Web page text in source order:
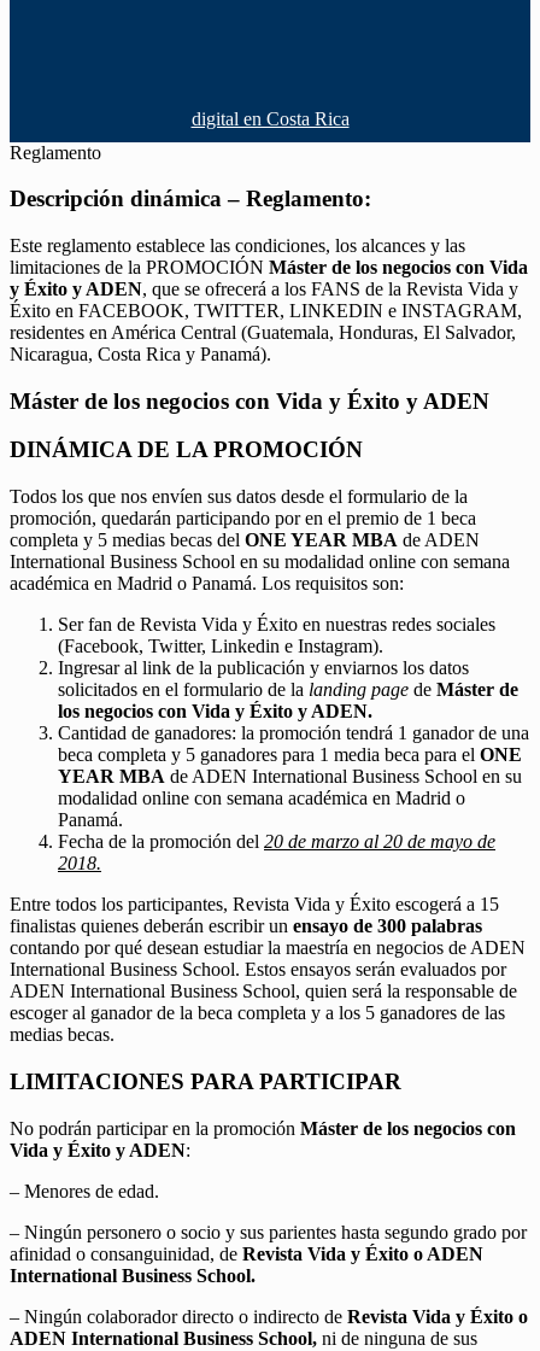
digital en Costa Rica
Reglamento
Descripción dinámica – Reglamento:
Este reglamento establece las condiciones, los alcances y las
limitaciones de la PROMOCIÓN Máster de los negocios con Vida
y Éxito y ADEN, que se ofrecerá a los FANS de la Revista Vida y
Éxito en FACEBOOK, TWITTER, LINKEDIN e INSTAGRAM,
residentes en América Central (Guatemala, Honduras, El Salvador,
Nicaragua, Costa Rica y Panamá).
Máster de los negocios con Vida y Éxito y ADEN
DINÁMICA DE LA PROMOCIÓN
Todos los que nos envíen sus datos desde el formulario de la
promoción, quedarán participando por en el premio de 1 beca
completa y 5 medias becas del ONE YEAR MBA de ADEN
International Business School en su modalidad online con semana
académica en Madrid o Panamá. Los requisitos son:
Ser fan de Revista Vida y Éxito en nuestras redes sociales
(Facebook, Twitter, Linkedin e Instagram).
Ingresar al link de la publicación y enviarnos los datos
solicitados en el formulario de la landing page de Máster de
los negocios con Vida y Éxito y ADEN.
Cantidad de ganadores: la promoción tendrá 1 ganador de una
beca completa y 5 ganadores para 1 media beca para el ONE
YEAR MBA de ADEN International Business School en su
modalidad online con semana académica en Madrid o
Panamá.
Fecha de la promoción del 20 de marzo al 20 de mayo de
2018.
Entre todos los participantes, Revista Vida y Éxito escogerá a 15
finalistas quienes deberán escribir un ensayo de 300 palabras
contando por qué desean estudiar la maestría en negocios de ADEN
International Business School. Estos ensayos serán evaluados por
ADEN International Business School, quien será la responsable de
escoger al ganador de la beca completa y a los 5 ganadores de las
medias becas.
LIMITACIONES PARA PARTICIPAR
No podrán participar en la promoción Máster de los negocios con
Vida y Éxito y ADEN:
– Menores de edad.
– Ningún personero o socio y sus parientes hasta segundo grado por
afinidad o consanguinidad, de Revista Vida y Éxito o ADEN
International Business School.
– Ningún colaborador directo o indirecto de Revista Vida y Éxito o
ADEN International Business School, ni de ninguna de sus